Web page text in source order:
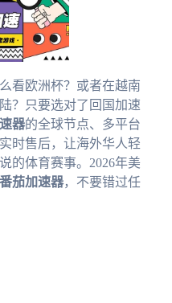
看欧洲杯？或者在越南
？只要选对了回国加速
器的全球节点、多平台
时售后，让海外华人轻
的体育赛事。2026年美
茄加速器，不要错过任